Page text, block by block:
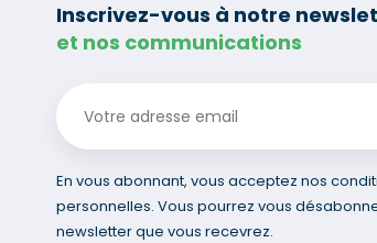
Inscrivez-vous à notre
et nos communications
En vous abonnant, vous acceptez nos
personnelles. Vous pourrez vous
newsletter que vous recevrez.